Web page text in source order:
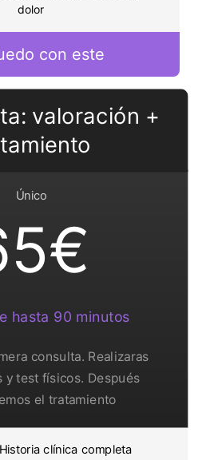
dolor
con este
valoración +
Único
hasta 90 minutos
consulta. Realizaras
y test físicos. Después
el tratamiento
clínica completa